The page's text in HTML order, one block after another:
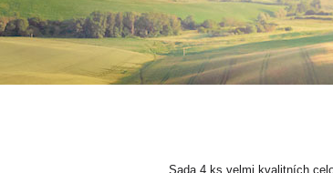
Sada 4 ks velmi kvalitních